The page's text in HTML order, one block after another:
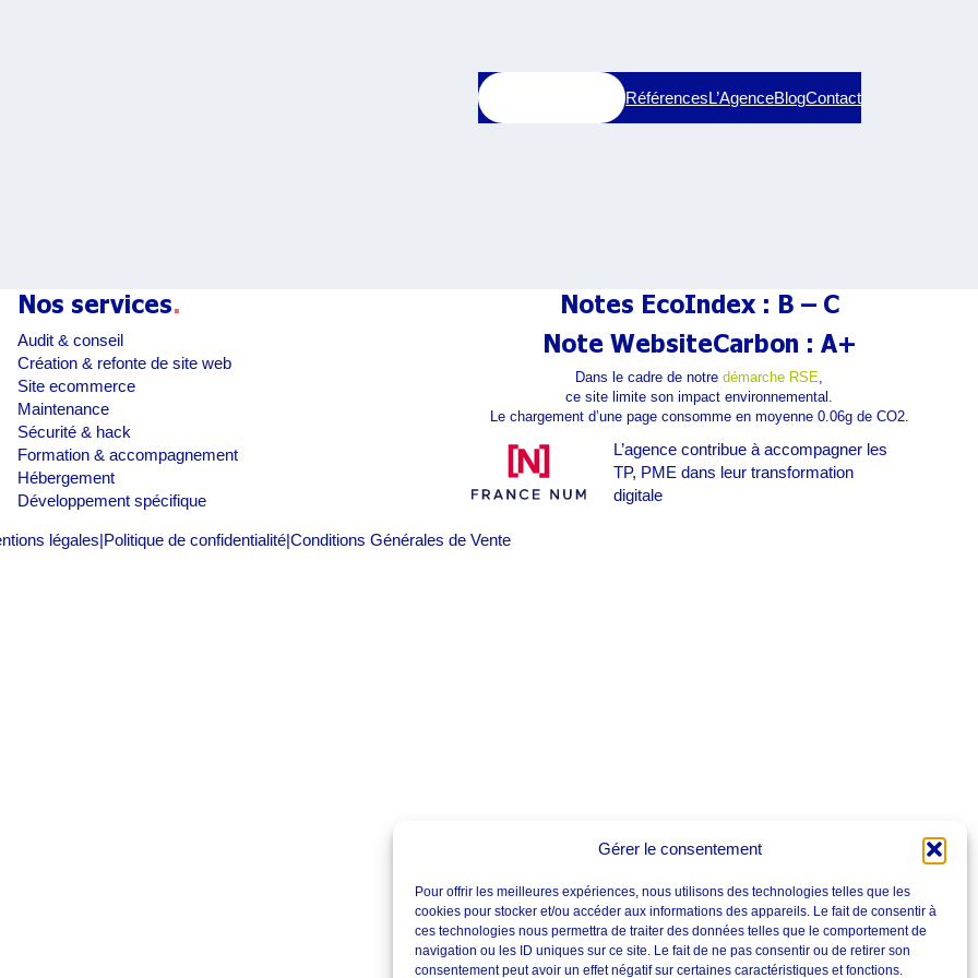
Gérer le consentement
Pour offrir les meilleures expériences, nous utilisons des technologies telles que les
cookies pour stocker et/ou accéder aux informations des appareils. Le fait de consentir à
ces technologies nous permettra de traiter des données telles que le comportement de
navigation ou les ID uniques sur ce site. Le fait de ne pas consentir ou de retirer son
consentement peut avoir un effet négatif sur certaines caractéristiques et fonctions.
RéférencesL’AgenceBlogContact
Nos services.
Audit & conseil
Création & refonte de site web
Site ecommerce
Maintenance
Sécurité & hack
Formation & accompagnement
Hébergement
Développement spécifique
Notes EcoIndex : B – C
Note WebsiteCarbon : A+
Dans le cadre de notredémarche RSE
ce site limite son impact environnemental.
Le chargement d’une page consomme en moyenne 0.06g de CO2.
L’agence contribue à accompagner les
TP, PME dans leur transformation
digitale
légales|Politique de confidentialité|Conditions Générales de Vente